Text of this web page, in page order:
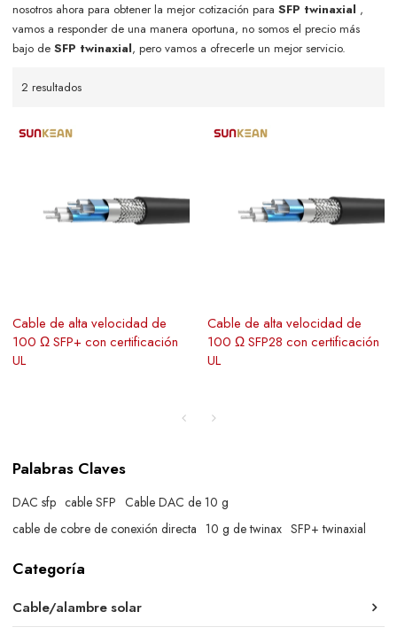
nosotros ahora para obtener la mejor cotización paraSFP twinaxial ,
vamos a responder de una manera oportuna, no somos el precio más
bajo deSFP twinaxial, pero vamos a ofrecerle un mejor servicio.
2 resultados
Cable de alta velocidad de
100 Ω SFP+ con certificación
UL
Cable de alta velocidad de
100 Ω SFP28 con certificación
UL
Palabras Claves
DAC sfp cable SFP Cable DAC de 10 g
cable de cobre de conexión directa 10 g de twinax SFP+ twinaxial
Categoría
Cable/alambre solar